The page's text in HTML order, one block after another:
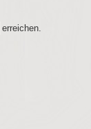
erreichen.